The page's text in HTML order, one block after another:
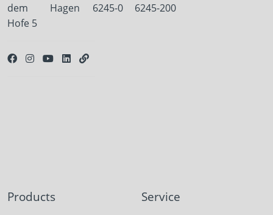
dem
Hofe 5
Hagen
6245-0
6245-200
Products Service